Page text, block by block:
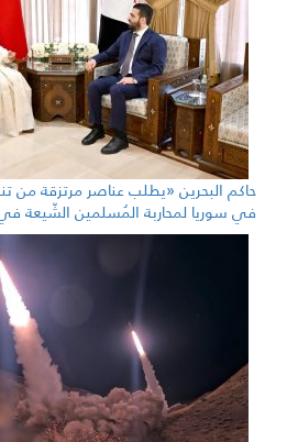
حاكم البحرين «يطلب عناصر مرتزقة من
في سوريا لمحاربة المُسلمين الشّيعة في